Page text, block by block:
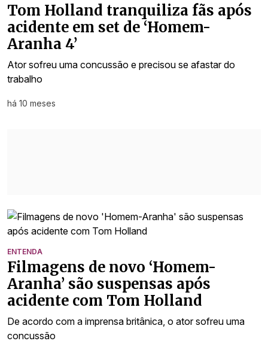
Tom Holland tranquiliza fãs após
acidente em set de ‘Homem-
Aranha 4’
Ator sofreu uma concussão e precisou se afastar do
trabalho
há 10 meses
ENTENDA
Filmagens de novo ‘Homem-
Aranha’ são suspensas após
acidente com Tom Holland
De acordo com a imprensa britânica, o ator sofreu uma
concussão